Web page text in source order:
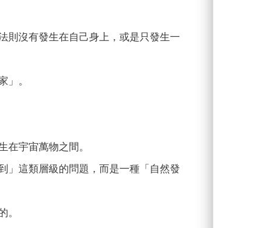
則沒有發生在自己身上，或是只發生一
」。
宇宙萬物之間。
」這類層級的問題，而是一種「自然發
。